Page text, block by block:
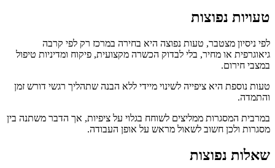
טעויות נפוצות
לפי ניסיון מצטבר, טעות נפוצה היא בחירה במרכז רק לפי קרבה
גיאוגרפית או מחיר, בלי לבדוק הכשרה מקצועית, פיקוח ומדיניות טיפול
במצבי חירום.
טעות נוספת היא ציפייה לשינוי מיידי ללא הבנה שתהליך רגשי דורש זמן
והתמדה.
במרבית המסגרות ממליצים לשוחח בגלוי על ציפיות, אך הדבר משתנה בין
מסגרות ולכן חשוב לשאול מראש על אופן העבודה.
שאלות נפוצות